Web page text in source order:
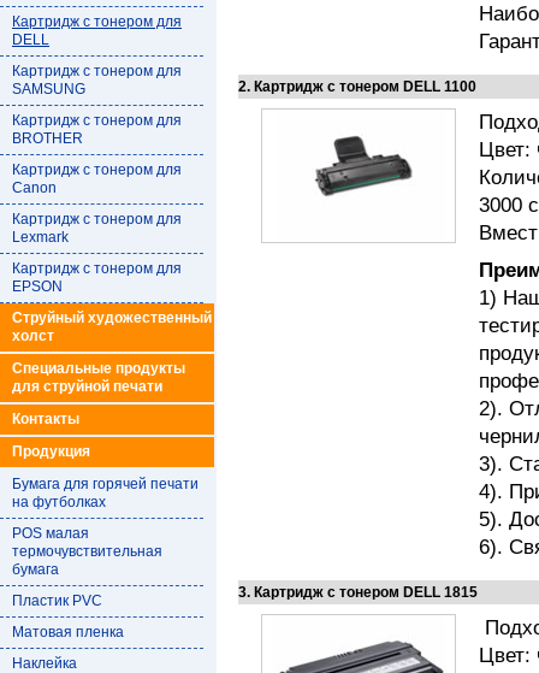
Картридж с тонером для
DELL
Картридж с тонером для
SAMSUNG
Картридж с тонером для
BROTHER
Картридж с тонером для
Canon
Картридж с тонером для
Lexmark
Картридж с тонером для
EPSON
Струйный художественный
холст
Специальные продукты
для струйной печати
Контакты
Продукция
Бумага для горячей печати
на футболках
POS малая
термочувствительная
бумага
Пластик PVC
Матовая пленка
Наклейка
2. Картридж с тонером DELL 1100
Цвет:
3000
1)
2).
3).
4).
5).
6).
3. Картридж с тонером DELL 1815
Цвет: